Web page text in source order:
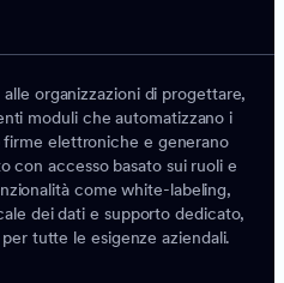
organizzazioni di progettare,
moduli che automatizzano i
elettroniche e generano
con accesso basato sui ruoli e
come white-labeling,
dei dati e supporto dedicato,
tutte le esigenze aziendali.